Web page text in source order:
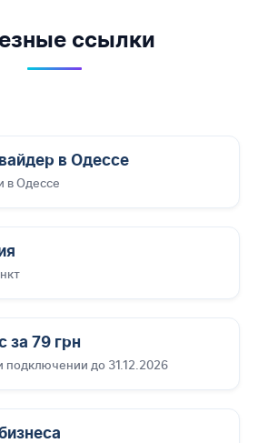
ссылки
в Одессе
в Одессе
за 79 грн
подключении до 31.12.2026